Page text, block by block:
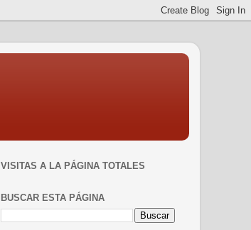
VISITAS A LA PÁGINA TOTALES
BUSCAR ESTA PÁGINA